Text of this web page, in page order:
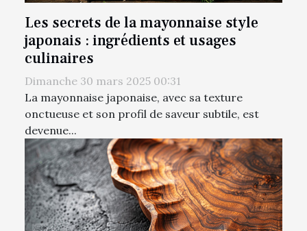
Les secrets de la mayonnaise style
japonais : ingrédients et usages
culinaires
Dimanche 30 mars 2025 00:31
La mayonnaise japonaise, avec sa texture
onctueuse et son profil de saveur subtile, est
devenue...